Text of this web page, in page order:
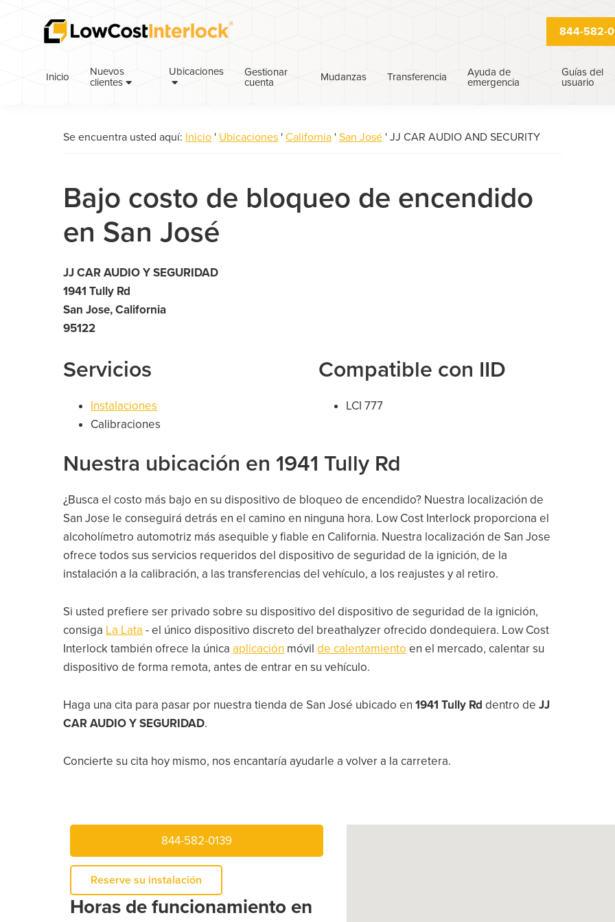
contenido
844-582-
Inicio
Nuevos
clientes
Ubicaciones
Gestionar
cuenta
Mudanzas Transferencia
Ayuda de
emergencia
Guías del
usuario
Se encuentra usted aquí: Inicio ' Ubicaciones ' California ' San José ' JJ CAR AUDIO AND SECURITY
Bajo costo de bloqueo de encendido
en San José
JJ CAR AUDIO Y SEGURIDAD
1941 Tully Rd
San Jose, California
95122
Servicios
Instalaciones
Calibraciones
Compatible con IID
LCI 777
Nuestra ubicación en 1941 Tully Rd
¿Busca el costo más bajo en su dispositivo de bloqueo de encendido? Nuestra localización de
San Jose le conseguirá detrás en el camino en ninguna hora. Low Cost Interlock proporciona el
alcoholímetro automotriz más asequible y fiable en California. Nuestra localización de San Jose
ofrece todos sus servicios requeridos del dispositivo de seguridad de la ignición, de la
instalación a la calibración, a las transferencias del vehículo, a los reajustes y al retiro.
Si usted prefiere ser privado sobre su dispositivo del dispositivo de seguridad de la ignición,
consiga La Lata - el único dispositivo discreto del breathalyzer ofrecido dondequiera. Low Cost
Interlock también ofrece la únicaaplicación móvilde calentamiento en el mercado, calentar su
dispositivo de forma remota, antes de entrar en su vehículo.
Haga una cita para pasar por nuestra tienda de San José ubicado en1941 Tully Rd dentro deJJ
CAR AUDIO Y SEGURIDAD.
Concierte su cita hoy mismo, nos encantaría ayudarle a volver a la carretera.
844-582-0139
Reserve su instalación
Horas de funcionamiento en